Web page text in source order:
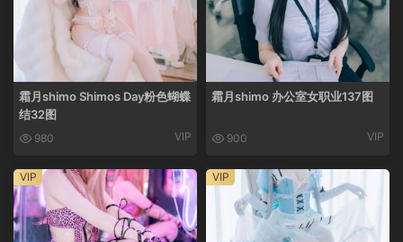
霜月shimo Shimos Day粉色蝴蝶
结32图
980 VIP
霜月shimo 办公室女职业137图
900 VIP
VIP VIP